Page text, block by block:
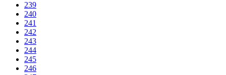
239
240
241
242
243
244
245
246